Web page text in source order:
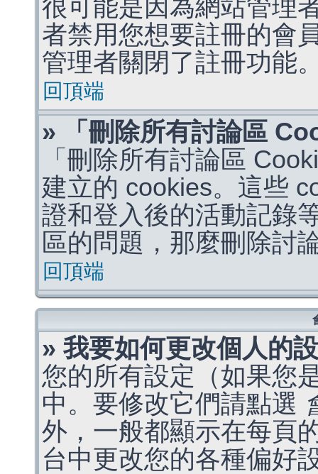
很可能是因為網站管理
者禁用您想要註冊的會
管理者關閉了註冊功能
回頂端
» 「刪除所有討論區
「刪除所有討論區
建立的 cookies。這些
證和登入後的活動記錄
區的問題，那麼刪除討
回頂端
» 我要如何更改個人的
您的所有設定（如果您
中。要修改它們請點選
外，一般都顯示在每頁
台中更改您的各種偏好